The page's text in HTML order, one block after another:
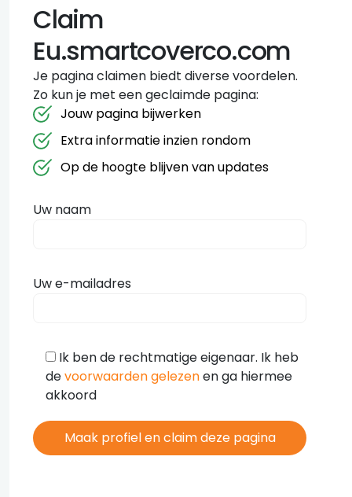
Claim
Eu.smartcoverco.com
Je pagina claimen biedt diverse voordelen.
Zo kun je met een geclaimde pagina:
Jouw pagina bijwerken
Extra informatie inzien rondom
Op de hoogte blijven van updates
Uw naam
Uw e-mailadres
Ik ben de rechtmatige eigenaar. Ik heb
devoorwaarden gelezenen ga hiermee
akkoord